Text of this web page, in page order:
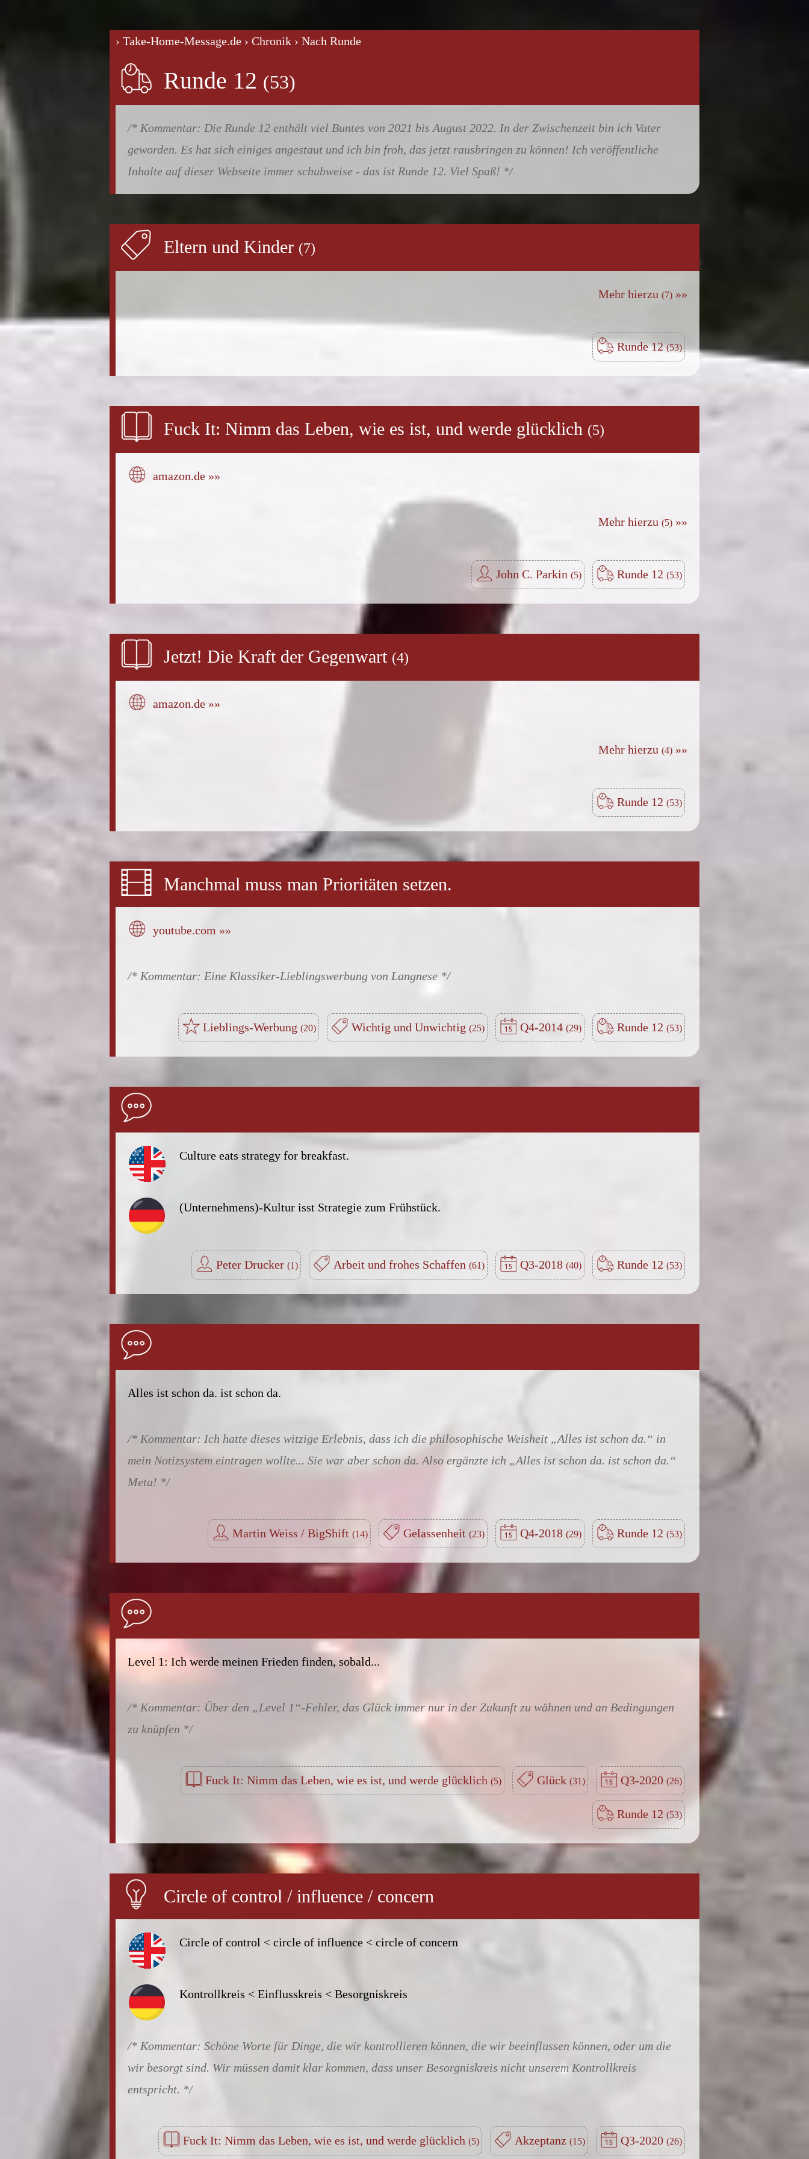
› Take-Home-Message.de › Chronik › Nach Runde
Runde 12
Die Runde 12 enthält viel Buntes von 2021 bis August 2022. In der Zwischenzeit bin ich Vater
geworden. Es hat sich einiges angestaut und ich bin froh, das jetzt rausbringen zu können! Ich veröffentliche
Inhalte auf dieser Webseite immer schubweise - das ist Runde 12. Viel Spaß!
Eltern und Kinder
Mehr hierzu »»
Runde 12
Fuck It: Nimm das Leben, wie es ist, und werde glücklich
amazon.de »»
Mehr hierzu »»
John C. Parkin Runde 12
Jetzt! Die Kraft der Gegenwart
amazon.de »»
Mehr hierzu »»
Runde 12
Manchmal muss man Prioritäten setzen.
youtube.com »»
Eine Klassiker-Lieblingswerbung von Langnese
Lieblings-Werbung Wichtig und Unwichtig Q4-2014 Runde 12
Culture eats strategy for breakfast.
(Unternehmens)-Kultur isst Strategie zum Frühstück.
Peter Drucker Arbeit und frohes Schaffen Q3-2018 Runde 12
Alles ist schon da. ist schon da.
Ich hatte dieses witzige Erlebnis, dass ich die philosophische Weisheit „Alles ist schon da.“ in
mein Notizsystem eintragen wollte... Sie war aber schon da. Also ergänzte ich „Alles ist schon da. ist schon da.“
Meta!
Martin Weiss / BigShift Gelassenheit Q4-2018 Runde 12
Level 1: Ich werde meinen Frieden finden, sobald...
Über den „Level 1“-Fehler, das Glück immer nur in der Zukunft zu wähnen und an Bedingungen
zu knüpfen
Fuck It: Nimm das Leben, wie es ist, und werde glücklich Glück Q3-2020
Runde 12
Circle of control / influence / concern
Circle of control < circle of influence < circle of concern
Kontrollkreis < Einflusskreis < Besorgniskreis
Schöne Worte für Dinge, die wir kontrollieren können, die wir beeinflussen können, oder um die
wir besorgt sind. Wir müssen damit klar kommen, dass unser Besorgniskreis nicht unserem Kontrollkreis
entspricht.
Fuck It: Nimm das Leben, wie es ist, und werde glücklich Akzeptanz Q3-2020